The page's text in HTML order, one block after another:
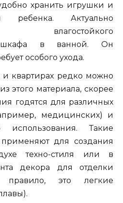
хранить игрушки и
Актуально
влагостойкого
шкафа в ванной. Он
особого ухода.
и квартирах редко можно
этого материала, скорее
годятся для различных
медицинских) и
использования. Такие
для создания
техно-стиля или в
декора для отделки
правило, это легкие